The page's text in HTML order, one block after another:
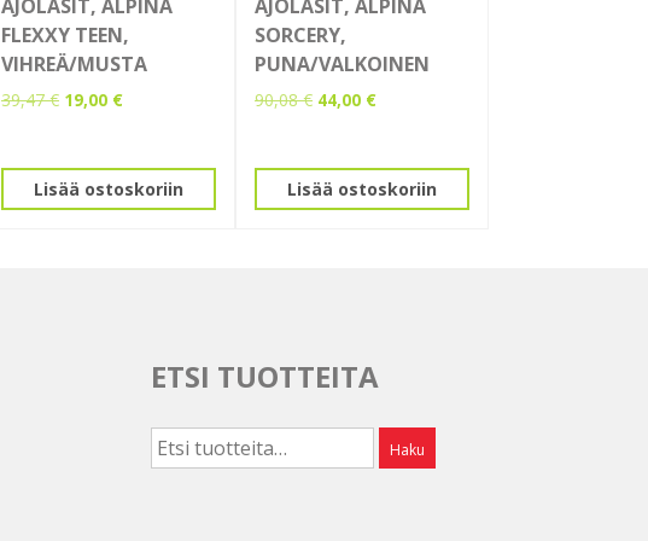
AJOLASIT, ALPINA
FLEXXY TEEN,
VIHREÄ/MUSTA
39,47€ Alkuperäinen
39,47 €.
19,00 €Nykyinen
19,00 €.
Lisää ostoskoriin
AJOLASIT, ALPINA
SORCERY,
PUNA/VALKOINEN
90,08€ Alkuperäinen
90,08 €.
44,00 €Nykyinen
44,00 €.
Lisää ostoskoriin
ETSI TUOTTEITA
Etsi: Haku